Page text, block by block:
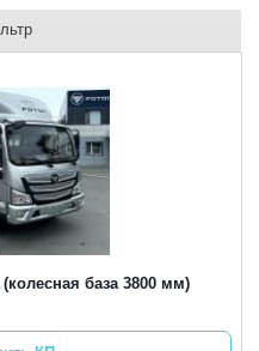
база 3800 мм)